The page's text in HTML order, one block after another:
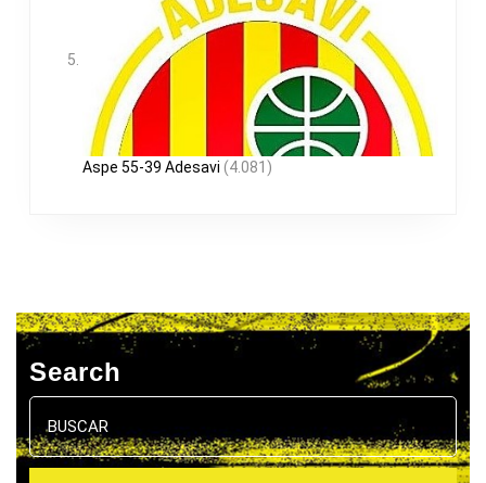
Aspe 55-39 Adesavi (4.081)
Search
Buscar: